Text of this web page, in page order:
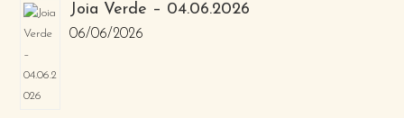
Joia Verde – 04.06.2026
06/06/2026